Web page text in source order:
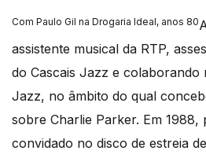
Com Paulo Gil na Drogaria Ideal, anos 80
assistente musical da RTP,
do Cascais Jazz e colaborando
Jazz, no âmbito do qual
sobre Charlie Parker. Em 1988,
convidado no disco de estreia